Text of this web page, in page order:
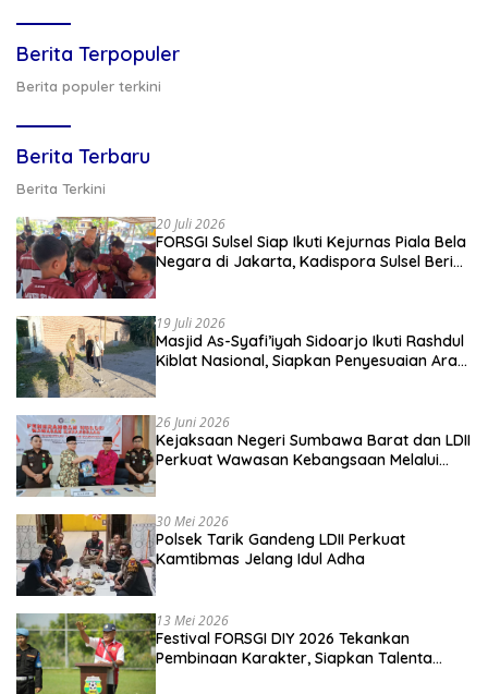
Berita Terpopuler
Berita populer terkini
Berita Terbaru
Berita Terkini
20 Juli 2026
FORSGI Sulsel Siap Ikuti Kejurnas Piala Bela
Negara di Jakarta, Kadispora Sulsel Beri
19 Juli 2026
Masjid As-Syafi’iyah Sidoarjo Ikuti Rashdul
Kiblat Nasional, Siapkan Penyesuaian Arah
26 Juni 2026
Kejaksaan Negeri Sumbawa Barat dan LDII
Perkuat Wawasan Kebangsaan Melalui
30 Mei 2026
Polsek Tarik Gandeng LDII Perkuat
Kamtibmas Jelang Idul Adha
13 Mei 2026
Festival FORSGI DIY 2026 Tekankan
Pembinaan Karakter, Siapkan Talenta